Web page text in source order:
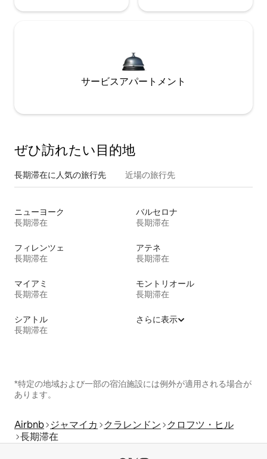
サービスアパートメント
ぜひ訪⁠れ⁠た⁠い目⁠的⁠地
長期滞在に人気の旅行先 近場の旅行先
ニューヨーク
長期滞在
バルセロナ
長期滞在
フィレンツェ
長期滞在
アテネ
長期滞在
マイアミ
長期滞在
モントリオール
長期滞在
シアトル
長期滞在
さらに表示
*特定の地域および一部の宿泊施設には例外が適用される場合が
あります。
Airbnb ジャマイカ クラレンドン
クロフツ・ヒル
長期滞在